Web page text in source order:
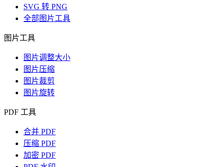
SVG 转 PNG
全部图片工具
图片工具
图片调整大小
图片压缩
图片裁剪
图片旋转
PDF 工具
合并 PDF
压缩 PDF
加密 PDF